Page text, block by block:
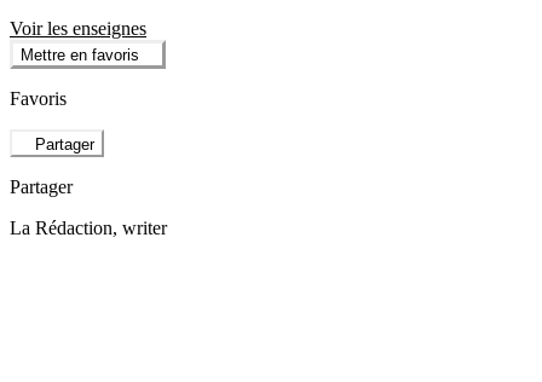
Voir les enseignes
Mettre en favoris
Favoris
Partager
Partager
La Rédaction, writer